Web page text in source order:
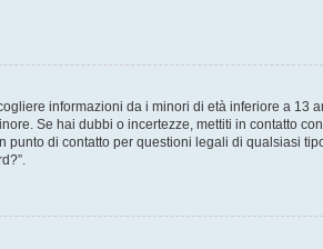
informazioni da i minori di età inferiore a 13
Se hai dubbi o incertezze, mettiti in contatto
di contatto per questioni legali di qualsiasi